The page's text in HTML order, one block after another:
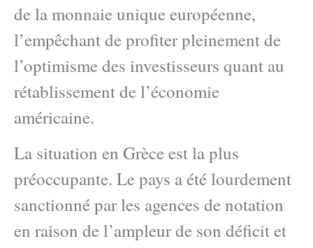
de la monnaie unique européenne,
l’empêchant de profiter pleinement de
l’optimisme des investisseurs quant au
rétablissement de l’économie
américaine.
La situation en Grèce est la plus
préoccupante. Le pays a été lourdement
sanctionné par les agences de notation
en raison de l’ampleur de son déficit et